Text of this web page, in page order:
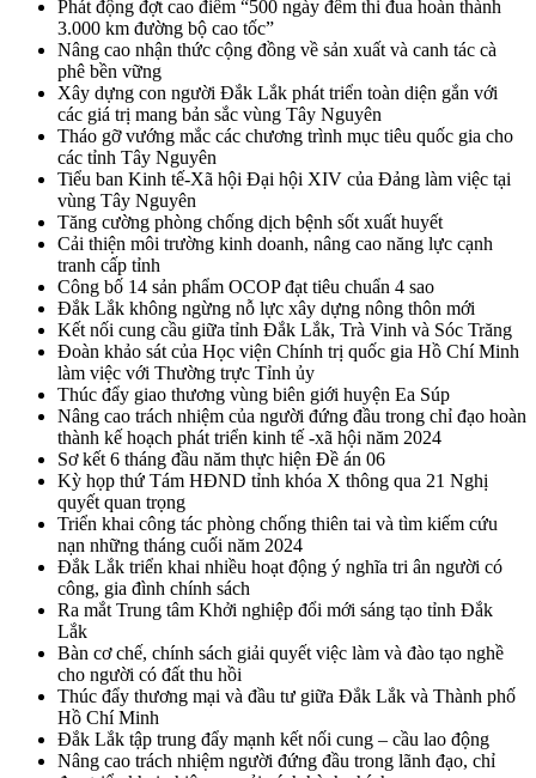
Phát động đợt cao điểm “500 ngày đêm thi đua hoàn thành
3.000 km đường bộ cao tốc”
Nâng cao nhận thức cộng đồng về sản xuất và canh tác cà
phê bền vững
Xây dựng con người Đắk Lắk phát triển toàn diện gắn với
các giá trị mang bản sắc vùng Tây Nguyên
Tháo gỡ vướng mắc các chương trình mục tiêu quốc gia cho
các tỉnh Tây Nguyên
Tiểu ban Kinh tế-Xã hội Đại hội XIV của Đảng làm việc tại
vùng Tây Nguyên
Tăng cường phòng chống dịch bệnh sốt xuất huyết
Cải thiện môi trường kinh doanh, nâng cao năng lực cạnh
tranh cấp tỉnh
Công bố 14 sản phẩm OCOP đạt tiêu chuẩn 4 sao
Đắk Lắk không ngừng nỗ lực xây dựng nông thôn mới
Kết nối cung cầu giữa tỉnh Đắk Lắk, Trà Vinh và Sóc Trăng
Đoàn khảo sát của Học viện Chính trị quốc gia Hồ Chí Minh
làm việc với Thường trực Tỉnh ủy
Thúc đẩy giao thương vùng biên giới huyện Ea Súp
Nâng cao trách nhiệm của người đứng đầu trong chỉ đạo hoàn
thành kế hoạch phát triển kinh tế -xã hội năm 2024
Sơ kết 6 tháng đầu năm thực hiện Đề án 06
Kỳ họp thứ Tám HĐND tỉnh khóa X thông qua 21 Nghị
quyết quan trọng
Triển khai công tác phòng chống thiên tai và tìm kiếm cứu
nạn những tháng cuối năm 2024
Đắk Lắk triển khai nhiều hoạt động ý nghĩa tri ân người có
công, gia đình chính sách
Ra mắt Trung tâm Khởi nghiệp đổi mới sáng tạo tỉnh Đắk
Lắk
Bàn cơ chế, chính sách giải quyết việc làm và đào tạo nghề
cho người có đất thu hồi
Thúc đẩy thương mại và đầu tư giữa Đắk Lắk và Thành phố
Hồ Chí Minh
Đắk Lắk tập trung đẩy mạnh kết nối cung – cầu lao động
Nâng cao trách nhiệm người đứng đầu trong lãnh đạo, chỉ